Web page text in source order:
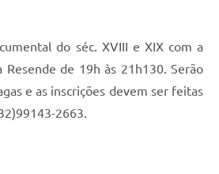
do séc. XVIII e XIX com a
Resende de 19h às 21h130. Serão
e as inscrições devem ser feitas
2663.